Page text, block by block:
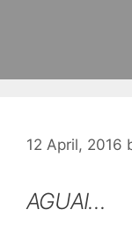
12 April, 2016
AGUAI…